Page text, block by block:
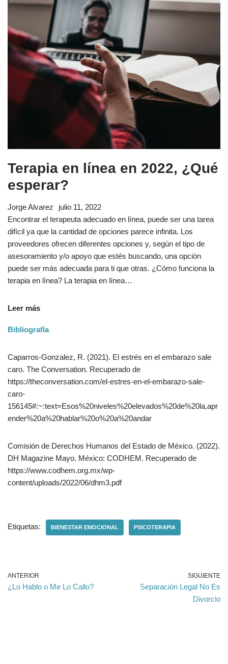
Terapia en línea en 2022, ¿Qué
esperar?
Jorge Alvarez
julio 11, 2022
Encontrar el terapeuta adecuado en línea, puede ser una tarea
difícil ya que la cantidad de opciones parece infinita. Los
proveedores ofrecen diferentes opciones y, según el tipo de
asesoramiento y/o apoyo que estés buscando, una opción
puede ser más adecuada para ti que otras. ¿Cómo funciona la
terapia en línea? La terapia en línea…
Leer más
Bibliografía
Caparros-Gonzalez, R. (2021). El estrés en el embarazo sale
caro. The Conversation. Recuperado de
https://theconversation.com/el-estres-en-el-embarazo-sale-
caro-
156145#:~:text=Esos%20niveles%20elevados%20de%20la,apr
ender%20a%20hablar%20o%20a%20andar
Comisión de Derechos Humanos del Estado de México. (2022).
DH Magazine Mayo. México: CODHEM. Recuperado de
https://www.codhem.org.mx/wp-
content/uploads/2022/06/dhm3.pdf
Etiquetas: BIENESTAR EMOCIONAL PSICOTERAPIA
ANTERIOR
¿Lo Hablo o Me Lo Callo?
SIGUIENTE
Separación Legal No Es
Divorcio